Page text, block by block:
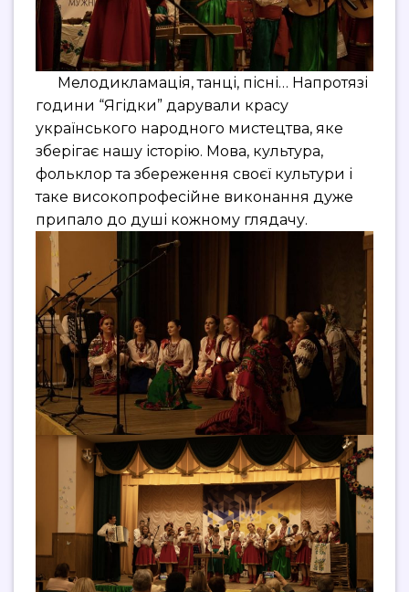
Мелодикламація, танці, пісні… Напротязі
години “Ягідки” дарували красу
українського народного мистецтва, яке
зберігає нашу історію. Мова, культура,
фольклор та збереження своєї культури і
таке високопрофесійне виконання дуже
припало до душі кожному глядачу.